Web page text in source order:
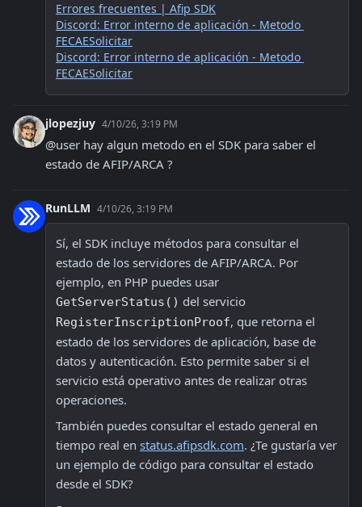
Errores frecuentes | Afip SDK
Discord: Error interno de aplicación - Metodo
FECAESolicitar
Discord: Error interno de aplicación - Metodo
FECAESolicitar
jlopezjuy 4/10/26, 3:19 PM
@user hay algun metodo en el SDK para saber el
estado de AFIP/ARCA ?
RunLLM 4/10/26, 3:19 PM
Sí, el SDK incluye métodos para consultar el
estado de los servidores de AFIP/ARCA. Por
GetServerStatus()
RegisterInscriptionProof, que retorna el
estado de los servidores de aplicación, base de
datos y autenticación. Esto permite saber si el
servicio está operativo antes de realizar otras
operaciones.
También puedes consultar el estado general en
tiempo real en status.afipsdk.com. ¿Te gustaría ver
un ejemplo de código para consultar el estado
desde el SDK?